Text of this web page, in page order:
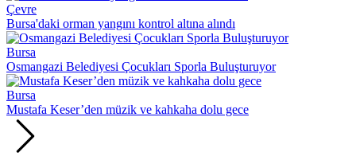
Çevre
Bursa'daki orman yangını kontrol altına alındı
Bursa
Osmangazi Belediyesi Çocukları Sporla Buluşturuyor
Bursa
Mustafa Keser’den müzik ve kahkaha dolu gece